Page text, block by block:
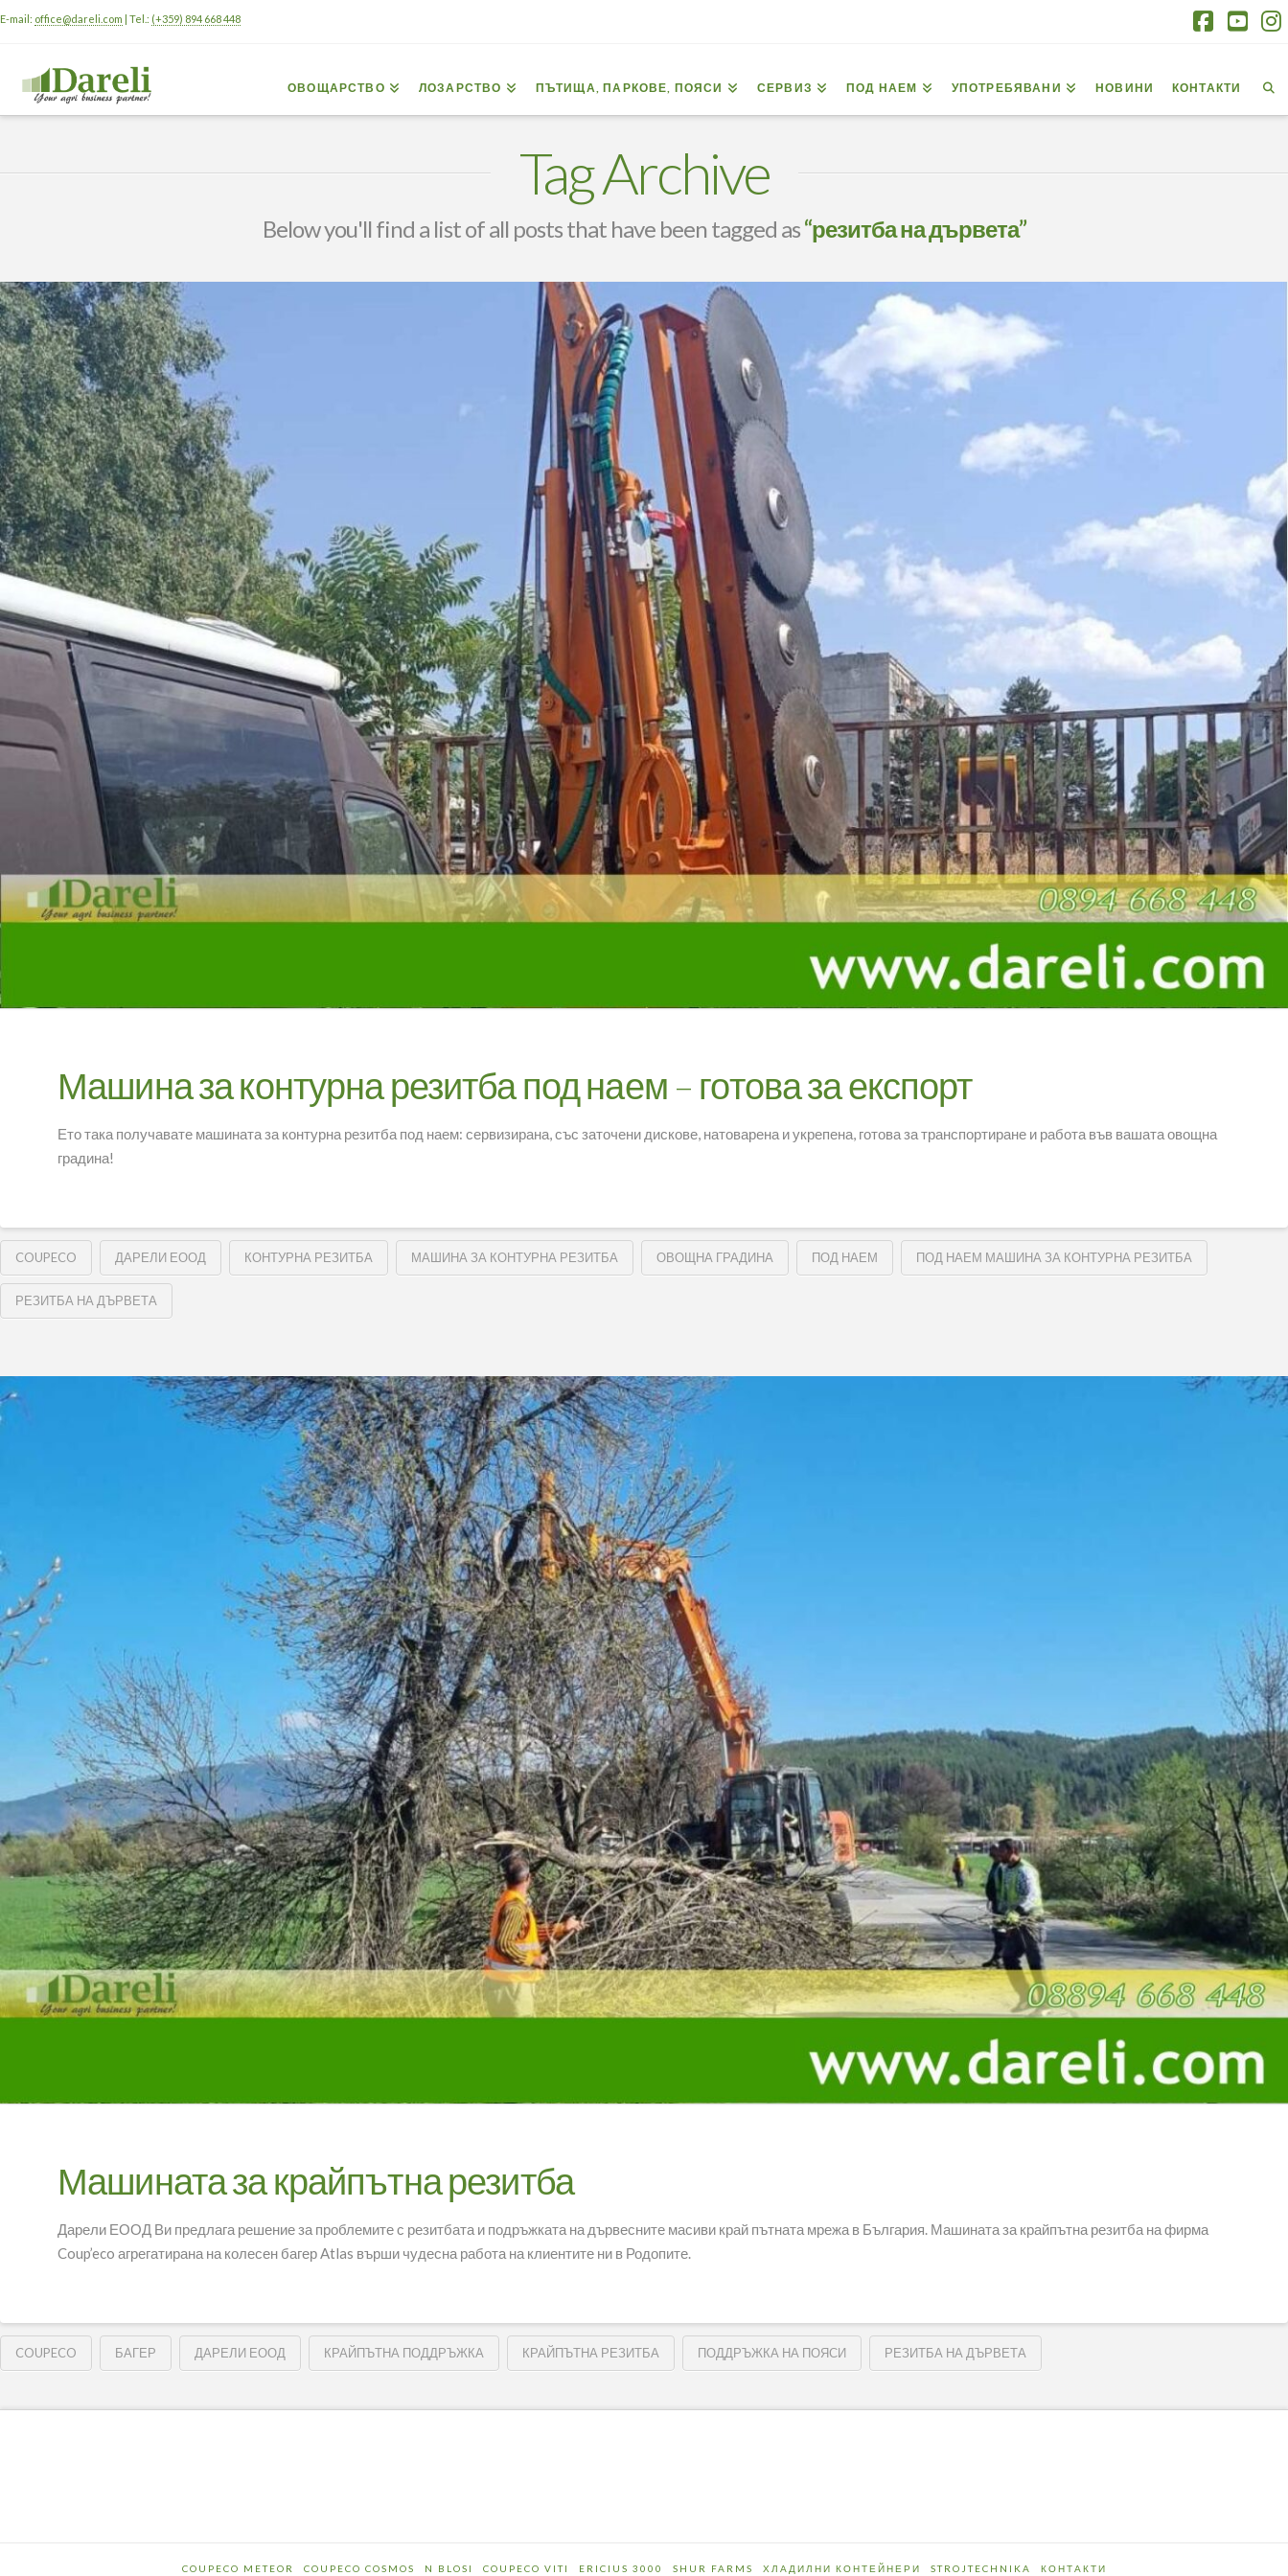
E-mail: office@dareli.com | Tel.: (+359) 894 668 448
ОВОЩАРСТВО ЛОЗАРСТВО ПЪТИЩА, ПАРКОВЕ, ПОЯСИ СЕРВИЗ ПОД НАЕМ УПОТРЕБЯВАНИ НОВИНИ КОНТАКТИ
Tag Archive
Below you'll find a list of all posts that have been tagged as“резитба на дървета”
Машина за контурна резитба под наем – готова за експорт
Ето така получавате машината за контурна резитба под наем: сервизирана, със заточени дискове, натоварена и укрепена, готова за транспортиране и работа във вашата овощна
градина!
COUPECO ДАРЕЛИ ЕООД КОНТУРНА РЕЗИТБА МАШИНА ЗА КОНТУРНА РЕЗИТБА ОВОЩНА ГРАДИНА ПОД НАЕМ ПОД НАЕМ МАШИНА ЗА КОНТУРНА РЕЗИТБА
РЕЗИТБА НА ДЪРВЕТА
Машината за крайпътна резитба
Дарели ЕООД Ви предлага решение за проблемите с резитбата и подръжката на дървесните масиви край пътната мрежа в България. Машината за крайпътна резитба на фирма
Coup’eco агрегатирана на колесен багер Atlas върши чудесна работа на клиентите ни в Родопите.
COUPECO БАГЕР ДАРЕЛИ ЕООД КРАЙПЪТНА ПОДДРЪЖКА КРАЙПЪТНА РЕЗИТБА ПОДДРЪЖКА НА ПОЯСИ РЕЗИТБА НА ДЪРВЕТА
COUPECO METEOR COUPECO COSMOS N BLOSI COUPECO VITI ERICIUS 3000 SHUR FARMS ХЛАДИЛНИ КОНТЕЙНЕРИ STROJTECHNIKA КОНТАКТИ